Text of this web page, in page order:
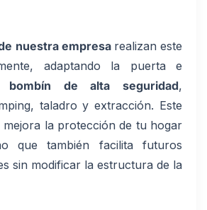
nuestra empresa realizan este
adaptando la puerta e
bombín de alta seguridad,
taladro y extracción. Este
la protección de tu hogar
que también facilita futuros
sin modificar la estructura de la